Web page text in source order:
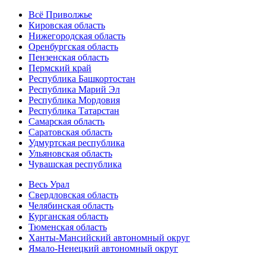
Всё Приволжье
Кировская область
Нижегородская область
Оренбургская область
Пензенская область
Пермский край
Республика Башкортостан
Республика Марий Эл
Республика Мордовия
Республика Татарстан
Самарская область
Саратовская область
Удмуртская республика
Ульяновская область
Чувашская республика
Весь Урал
Свердловская область
Челябинская область
Курганская область
Тюменская область
Ханты-Мансийский автономный округ
Ямало-Ненецкий автономный округ